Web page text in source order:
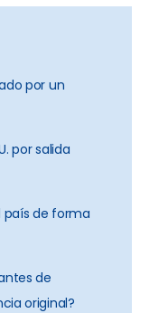
por un
por salida
país de forma
de
original?